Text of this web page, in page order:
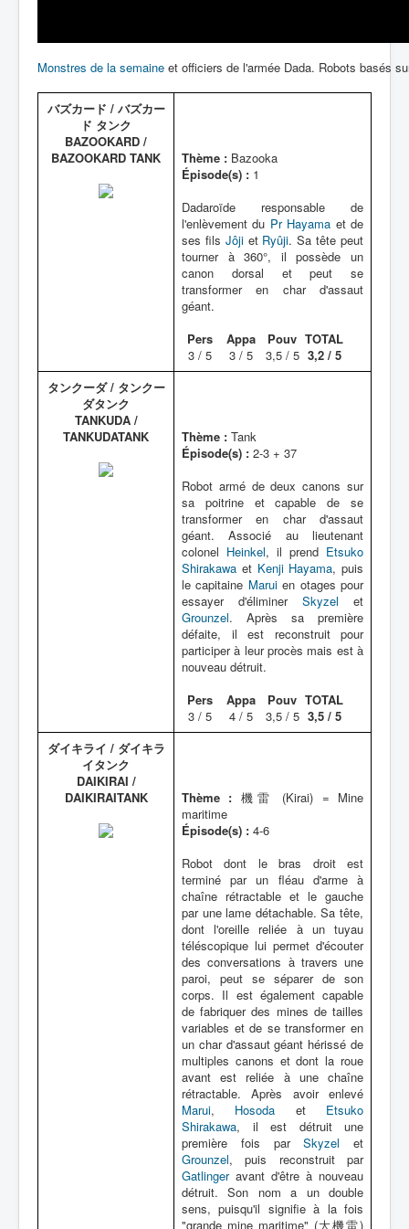
Monstres de la semaine et officiers de l'armée Dada. Robots basés
バズカード / バズカー
ド タンク
BAZOOKARD /
BAZOOKARD TANK
Thème : Bazooka
Épisode(s) : 1
Dadaroïde responsable de
l'enlèvement du Pr Hayama et de
ses fils Jôjiet Ryûji. Sa tête peut
tourner à 360°, il possède un
canon dorsal et peut se
transformer en char d'assaut
géant.
Pers
3 / 5
Appa
3 / 5
Pouv
3,5 / 5
TOTAL
3,2 / 5
タンクーダ / タンクー
ダタンク
TANKUDA /
TANKUDATANK
Thème : Tank
Épisode(s) : 2-3 + 37
Robot armé de deux canons sur
sa poitrine et capable de se
transformer en char d'assaut
géant. Associé au lieutenant
colonel Heinkel, il prend Etsuko
Shirakawa et Kenji Hayama, puis
le capitaine Maruien otages pour
essayer d'éliminer Skyzel et
Grounzel. Après sa première
défaite, il est reconstruit pour
participer à leur procès mais est à
nouveau détruit.
Pers
3 / 5
Appa
4 / 5
Pouv
3,5 / 5
TOTAL
3,5 / 5
ダイキライ / ダイキラ
イタンク
DAIKIRAI /
DAIKIRAITANK
Thème : 機雷 (Kirai) = Mine
maritime
Épisode(s) : 4-6
Robot dont le bras droit est
terminé par un fléau d'arme à
chaîne rétractable et le gauche
par une lame détachable. Sa tête,
dont l'oreille reliée à un tuyau
téléscopique lui permet d'écouter
des conversations à travers une
paroi, peut se séparer de son
corps. Il est également capable
de fabriquer des mines de tailles
variables et de se transformer en
un char d'assaut géant hérissé de
multiples canons et dont la roue
avant est reliée à une chaîne
rétractable. Après avoir enlevé
Marui, Hosoda et Etsuko
Shirakawa, il est détruit une
première fois parSkyzel et
Grounzel, puis reconstruit par
Gatlingeravant d'être à nouveau
détruit. Son nom a un double
sens, puisqu'il signifie à la fois
"grande mine maritime" (大機雷)